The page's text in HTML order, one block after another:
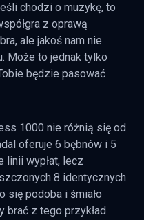
chodzi o muzykę, to
z oprawą
ale jakoś nam nie
Może to jednak tylko
będzie pasować
1000 nie różnią się od
oferuje 6 bębnów i 5
linii wypłat, lecz
8 identycznych
się podoba i śmiało
brać z tego przykład.